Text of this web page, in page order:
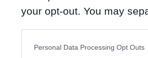
your opt-out. You may
Personal Data Processing Opt Outs